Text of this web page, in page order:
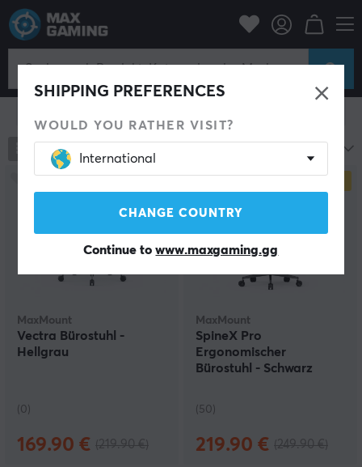
SHIPPING PREFERENCES
WOULD YOU RATHER VISIT?
International
CHANGE COUNTRY
Continue towww.maxgaming.gg
Gaming-Stühle
MaxMount Stühle
MaxMount
Vectra Bürostuhl -
Hellgrau
(0)
169.90 €
MaxMount
SpineX Pro
Ergonomischer
Bürostuhl - Schwarz
(50)
219.90 €